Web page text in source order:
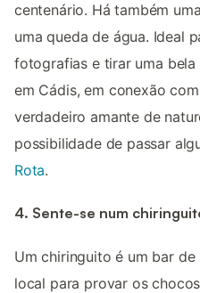
centenário. Há também
uma queda de água. Ideal
fotografias e tirar uma
em Cádis, em conexão
verdadeiro amante de
possibilidade de passar
Rota.
4. Sente-se num
Um chiringuito é um bar
local para provar os